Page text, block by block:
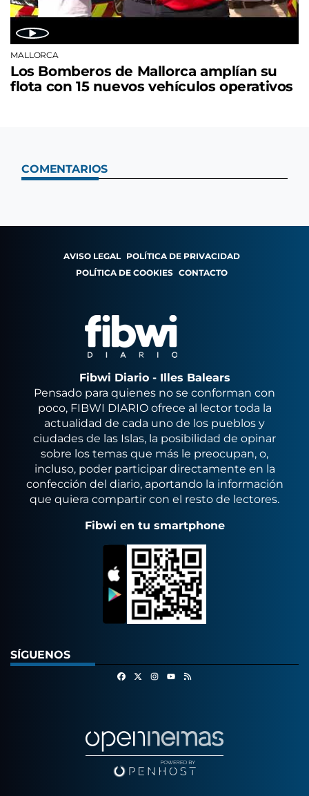
MALLORCA
Los Bomberos de Mallorca amplían su
flota con 15 nuevos vehículos operativos
COMENTARIOS
AVISO LEGAL POLÍTICA DE PRIVACIDAD
POLÍTICA DE COOKIES CONTACTO
Fibwi Diario - Illes Balears
Pensado para quienes no se conforman con
poco, FIBWI DIARIO ofrece al lector toda la
actualidad de cada uno de los pueblos y
ciudades de las Islas, la posibilidad de opinar
sobre los temas que más le preocupan, o,
incluso, poder participar directamente en la
confección del diario, aportando la información
que quiera compartir con el resto de lectores.
Fibwi en tu smartphone
SÍGUENOS
FacebookInstagram